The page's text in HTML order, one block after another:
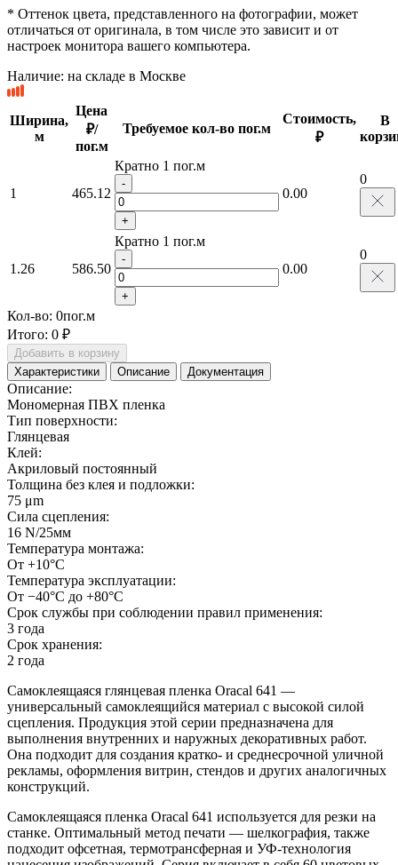
* Оттенок цвета, представленного на фотографии, может
отличаться от оригинала, в том числе это зависит и от
настроек монитора вашего компьютера.
Наличие: на складе в Москве
Ширина,
м
Цена
₽/
пог.м
Требуемое кол-во пог.м
Стоимость,
₽
В
1 465.12
Кратно 1 пог.м
-
+
0.00
0
1.26 586.50
Кратно 1 пог.м
-
+
0.00
0
Кол-во: 0пог.м
Итого: 0 ₽
Добавить в корзину
Характеристики
Описание Документация
Описание:
Мономерная ПВХ пленка
Тип поверхности:
Глянцевая
Клей:
Акриловый постоянный
Толщина без клея и подложки:
75 μm
Сила сцепления:
16 N/25мм
Температура монтажа:
От +10°С
Температура эксплуатации:
От −40°С до +80°С
Срок службы при соблюдении правил применения:
3 года
Срок хранения:
2 года
Самоклеящаяся глянцевая пленка Oracal 641 —
универсальный самоклеящийся материал с высокой силой
сцепления. Продукция этой серии предназначена для
выполнения внутренних и наружных декоративных работ.
Она подходит для создания кратко- и среднесрочной уличной
рекламы, оформления витрин, стендов и других аналогичных
конструкций.
Самоклеящаяся пленка Oracal 641 используется для резки на
станке. Оптимальный метод печати — шелкография, также
подходит офсетная, термотрансферная и УФ-технология